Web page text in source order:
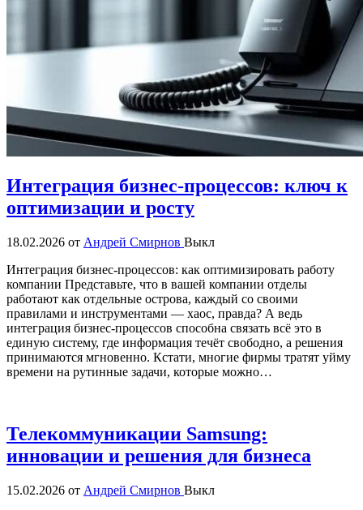
Интеграция бизнес-процессов: ключ к
оптимизации и росту
18.02.2026 от Андрей Смирнов Выкл
Интеграция бизнес-процессов: как оптимизировать работу
компании Представьте, что в вашей компании отделы
работают как отдельные острова, каждый со своими
правилами и инструментами — хаос, правда? А ведь
интеграция бизнес-процессов способна связать всё это в
единую систему, где информация течёт свободно, а решения
принимаются мгновенно. Кстати, многие фирмы тратят уйму
времени на рутинные задачи, которые можно…
Телекоммуникации Samsung:
инновации и решения для бизнеса
15.02.2026 от Андрей Смирнов Выкл